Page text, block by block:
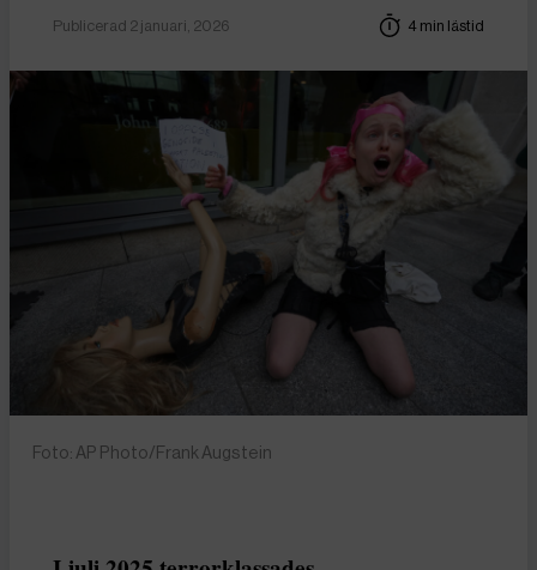
Publicerad 2 januari, 2026 4 min lästid
Foto: AP Photo/Frank Augstein